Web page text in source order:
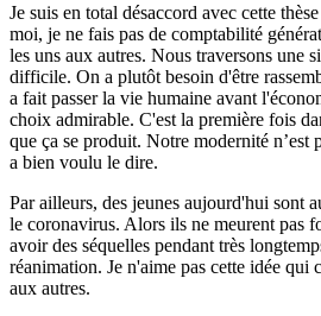
Je suis en total désaccord avec cette
moi, je ne fais pas de comptabilité
les uns aux autres. Nous traversons une
difficile. On a plutôt besoin d'être
a fait passer la vie humaine avant
choix admirable. C'est la première fois
que ça se produit. Notre modernité n’est
a bien voulu le dire.
Par ailleurs, des jeunes aujourd'hui sont
le coronavirus. Alors ils ne meurent pas
avoir des séquelles pendant très
réanimation. Je n'aime pas cette idée qui
aux autres.